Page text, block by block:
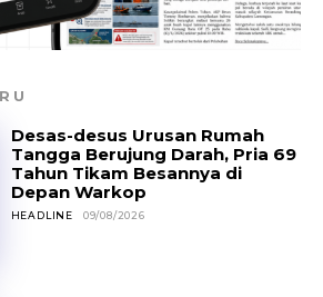
Desas-desus Urusan Rumah
Tangga Berujung Darah, Pria 69
Tahun Tikam Besannya di
Depan Warkop
HEADLINE 09/08/2026